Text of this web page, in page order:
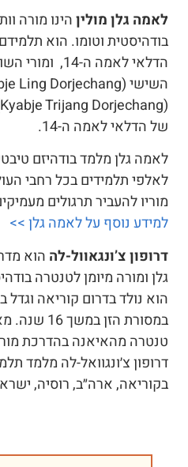
לאמה גלן מוליןהינו מורה
בודהיסטית וטומו. הוא
הדלאי לאמה ה-
של הדלאי לאמה ה-14.
לאמה גלן מלמד בודהיזם
לאלפי תלמידים בכל רחבי
מוריו להעביר תרגולים
למידע נוסף על לאמה גלן >>
דרופון צ’ונגאוול-לה הוא
גלן ומורה מיומן לטנטרה
הוא נולד בדרום קוריאה
טנטרה מהאיאנה בהדרכת
דרופון צ׳ונגוואל-לה מלמד
בקוריאה, ארה״ב, רוסיה,